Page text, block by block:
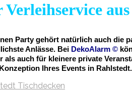
Party gehört natürlich auch die
Anlässe. Bei DekoAlarm ©
auch für kleinere private
Ihres Events in Rahlstedt.